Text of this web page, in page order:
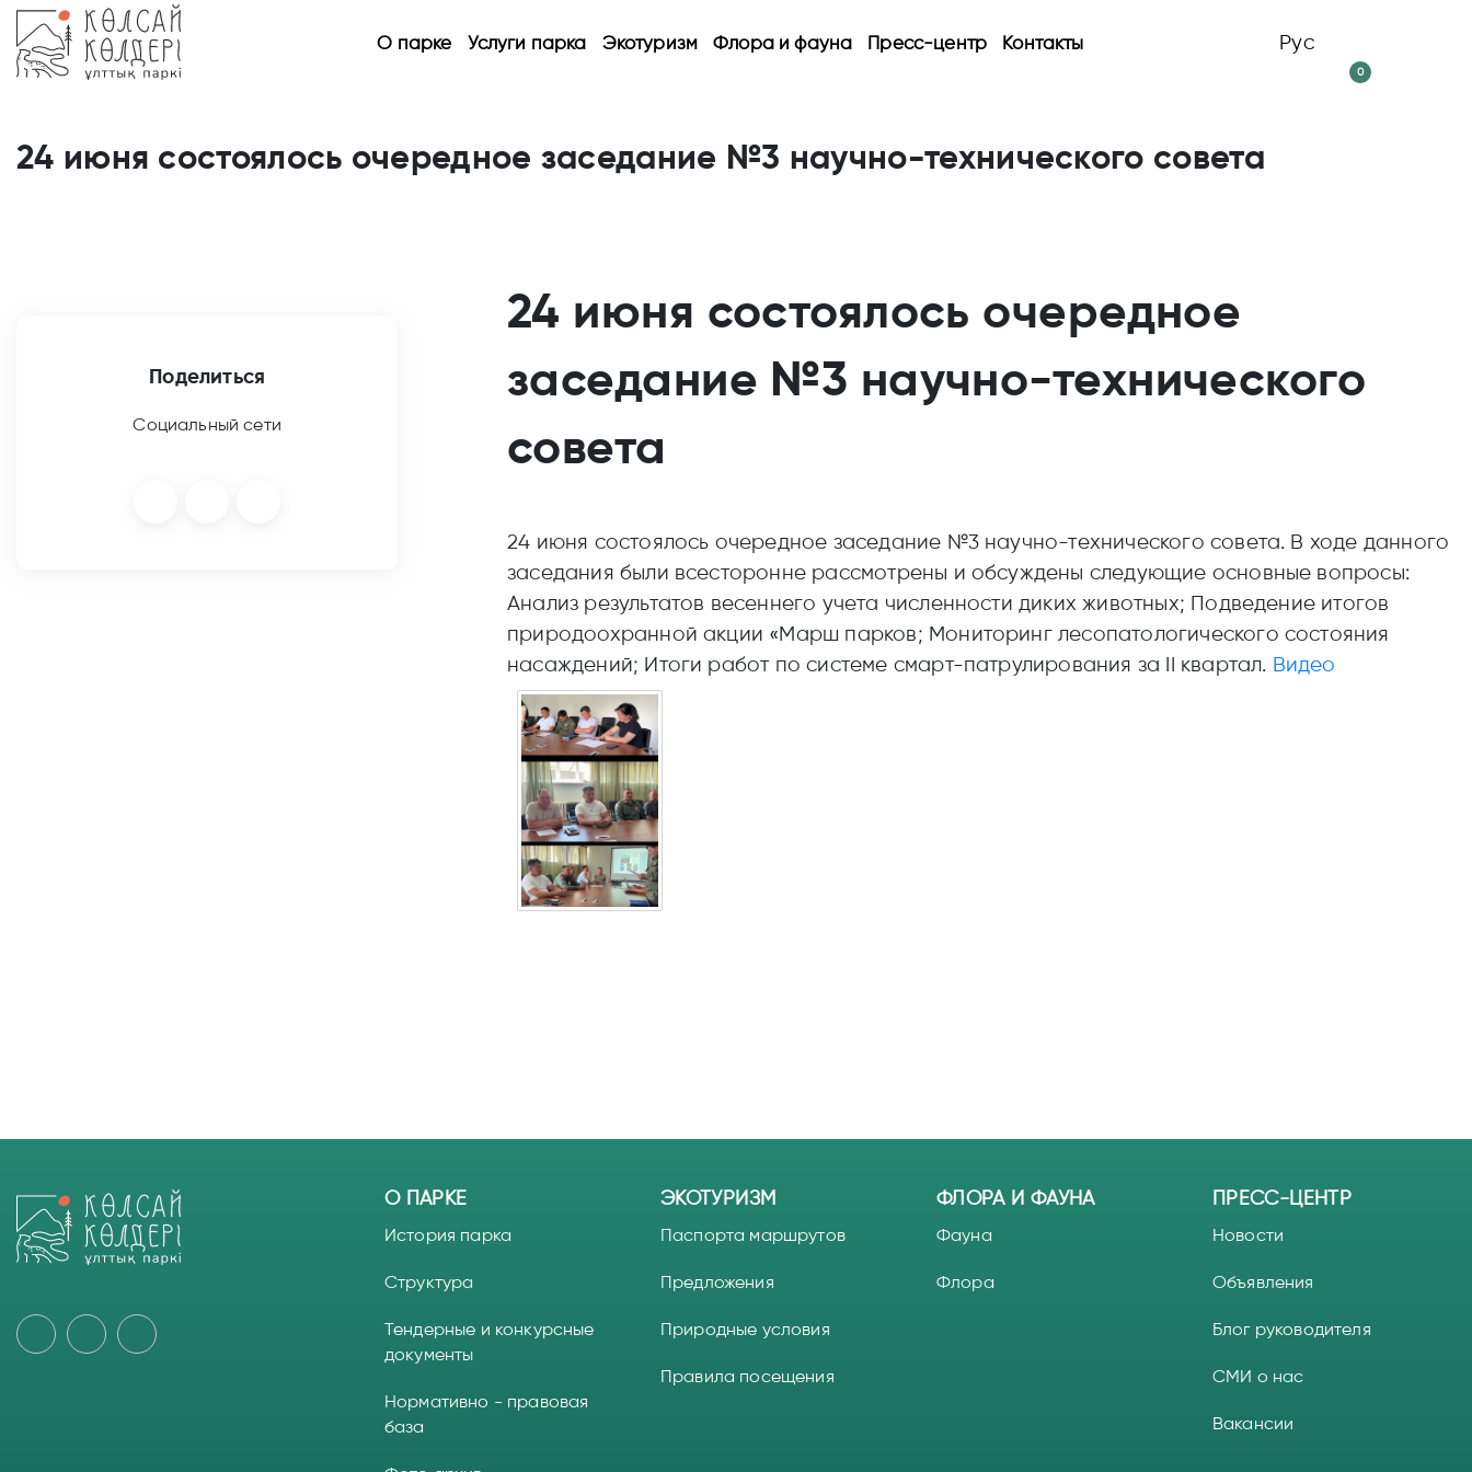
О парке Услуги парка Экотуризм Флора и фауна Пресс-центр Контакты Рус
0
24 июня состоялось очередное заседание №3 научно-технического совета
Поделиться
Социальный сети
24 июня состоялось очередное
заседание №3 научно-технического
совета
24 июня состоялось очередное заседание №3 научно-технического совета. В ходе данного
заседания были всесторонне рассмотрены и обсуждены следующие основные вопросы:
Анализ результатов весеннего учета численности диких животных; Подведение итогов
природоохранной акции «Марш парков; Мониторинг лесопатологического состояния
насаждений; Итоги работ по системе смарт-патрулирования за IІ квартал. Видео
О ПАРКЕ
История парка
Структура
Тендерные и конкурсные
документы
Нормативно - правовая
база
ЭКОТУРИЗМ
Паспорта маршрутов
Предложения
Природные условия
Правила посещения
ФЛОРА И ФАУНА
Фауна
Флора
ПРЕСС-ЦЕНТР
Новости
Объявления
Блог руководителя
СМИ о нас
Вакансии